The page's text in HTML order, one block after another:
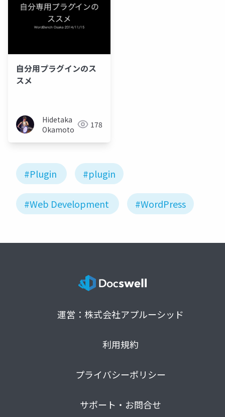
自分用プラグインのス
スメ
Hidetaka
Okamoto
178
#Plugin #plugin
#Web Development #WordPress
運営：株式会社アプルーシッド
利用規約
プライバシーポリシー
サポート・お問合せ